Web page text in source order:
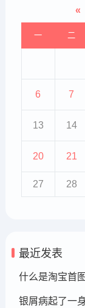
«
一 二
6 7
13 14
20 21
27 28
最近发表
什么是淘宝首
银屑病起了一